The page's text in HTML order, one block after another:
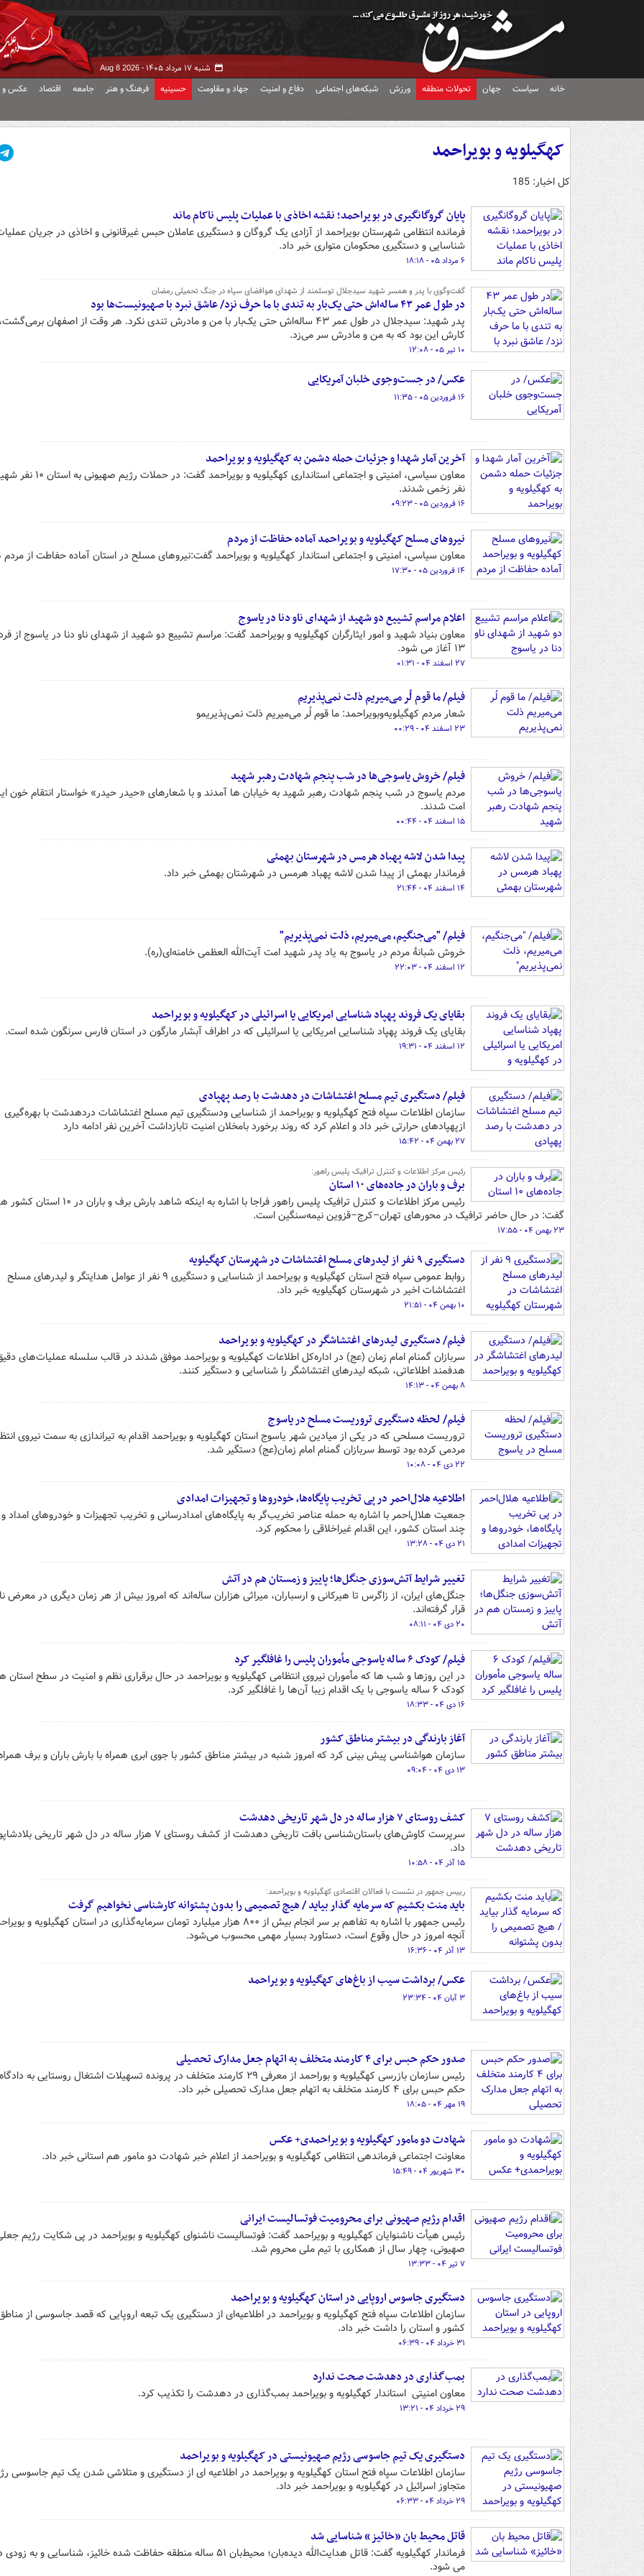
شنبه ۱۷ مرداد ۱۴۰۵ - Aug 8 2026
خانه سیاست جهان تحولات منطقه ورزش شبکه‌های اجتماعی دفاع و امنیت جهاد و مقاومت حسینیه فرهنگ و هنر جامعه اقتصاد عکس و
کهگیلویه و بویراحمد
کل اخبار: 185
پایان گروگانگیری در بویراحمد؛ نقشه اخاذی با عملیات پلیس ناکام ماند
فرمانده انتظامی شهرستان بویراحمد از آزادی یک گروگان و دستگیری عاملان حبس غیرقانونی و اخاذی در جریان
شناسایی و دستگیری محکومان متواری خبر داد.
۶ مرداد ۰۵ - ۱۸:۱۸
گفت‌وگوی با پدر و همسر شهید سیدجلال توسلمند از شهدای هوافضای سپاه در جنگ تحمیلی رمضان
در طول عمر ۴۳ ساله‌اش حتی یک‌بار به تندی با ما حرف نزد/ عاشق نبرد با صهیونیست‌ها بود
پدر شهید: سیدجلال در طول عمر ۴۳ ساله‌اش حتی یک‌بار با من و مادرش تندی نکرد. هر وقت از اصفهان
کارش این بود که به من و مادرش سر می‌زد.
۱۰ تیر ۰۵ - ۱۲:۰۸
عکس/ در جست‌وجوی خلبان آمریکایی
۱۶ فروردین ۰۵ - ۱۱:۳۵
آخرین آمار شهدا و جزئیات حمله دشمن به کهگیلویه و بویراحمد
نفر زخمی شدند.
۱۶ فروردین ۰۵ - ۰۹:۲۳
نیروهای مسلح کهگیلویه و بویراحمد آماده حفاظت از مردم
معاون سیاسی، امنیتی و اجتماعی استاندار کهگیلویه و بویراحمد گفت:نیروهای مسلح در استان آماده حفاطت از
۱۴ فروردین ۰۵ - ۱۷:۳۰
اعلام مراسم تشییع دو شهید از شهدای ناو دنا در یاسوج
معاون بنیاد شهید و امور ایثارگران کهگیلویه و بویراحمد گفت: مراسم تشییع دو شهید از شهدای ناو دنا در یاسوج از
۱۳ آغاز می شود.
۲۷ اسفند ۰۴ - ۰۱:۳۱
فیلم/ ما قوم لُر می‌میریم ذلت نمی‌پذیریم
شعار مردم کهگیلویه‌وبویراحمد: ما قوم لُر می‌میریم ذلت نمی‌پذیریمو
۲۳ اسفند ۰۴ - ۰۰:۲۹
فیلم/ خروش یاسوجی‌ها در شب پنجم شهادت رهبر شهید
مردم یاسوج در شب پنجم شهادت رهبر شهید به خیابان ها آمدند و با شعارهای «حیدر حیدر» خواستار انتقام خون
امت شدند.
۱۵ اسفند ۰۴ - ۰۰:۴۴
پیدا شدن لاشه پهباد هرمس در شهرستان بهمئی
فرماندار بهمئی از پیدا شدن لاشه پهباد هرمس در شهرشتان بهمئی خبر داد.
۱۴ اسفند ۰۴ - ۲۱:۴۴
فیلم/ ‌"می‌جنگیم، می‌میریم، ذلت نمی‌پذیریم"
خروش شبانهٔ مردم در یاسوج به یاد پدر شهید امت آیت‌الله العظمی خامنه‌ای(ره).
۱۲ اسفند ۰۴ - ۲۲:۰۳
بقایای یک فروند پهپاد شناسایی امریکایی یا اسرائیلی در کهگیلویه و بویراحمد
بقایای یک فروند پهپاد شناسایی امریکایی یا اسرائیلی که در اطراف آبشار مارگون در استان فارس سرنگون شده است.
۱۲ اسفند ۰۴ - ۱۹:۳۱
فیلم/ دستگیری تیم مسلح اغتشاشات در دهدشت با رصد پهپادی
سازمان اطلاعات سپاه فتح کهگیلویه و بویراحمد از شناسایی ودستگیری تیم مسلح اغتشاشات دردهدشت با بهره‌گیری
ازپهپادهای حرارتی خبر داد و اعلام کرد که روند برخورد بامخلان امنیت تابازداشت آخرین نفر ادامه دارد
۲۷ بهمن ۰۴ - ۱۵:۴۲
رئیس مرکز اطلاعات و کنترل ترافیک پلیس راهور:
برف و باران در جاده‌های ۱۰ استان
رئیس مرکز اطلاعات و کنترل ترافیک پلیس راهور فراجا با اشاره به اینکه شاهد
گفت: در حال حاضر ترافیک در محورهای تهران–کرج–قزوین نیمه‌سنگین است.
۲۳ بهمن ۰۴ - ۱۷:۵۵
دستگیری ۹ نفر از لیدرهای مسلح اغتشاشات در شهرستان کهگیلویه
روابط عمومی سپاه فتح استان کهگیلویه و بویراحمد از شناسایی و دستگیری ۹ نفر از عوامل هدایتگر و لیدرهای مسلح
اغتشاشات اخیر در شهرستان کهگیلویه خبر داد.
۱۰ بهمن ۰۴ - ۲۱:۵۱
فیلم/ دستگیری لیدرهای اغتشاشگر در کهگیلویه و بویراحمد
سربازان گمنام امام زمان (عج) در اداره‌کل اطلاعات کهگیلویه و بویراحمد موفق شدند در قالب سلسله عملیات‌های
هدفمند اطلاعاتی، شبکه لیدرهای اغتشاشگر را شناسایی و دستگیر کنند.
۸ بهمن ۰۴ - ۱۴:۱۳
فیلم/ لحظه دستگیری تروریست مسلح در یاسوج
تروریست مسلحی که در یکی از میادین شهر یاسوج استان کهگیلویه و بویراحمد اقدام به تیراندازی به سمت نیروی
مردمی کرده بود توسط سربازان گمنام امام زمان(عج) دستگیر شد.
۲۲ دی ۰۴ - ۱۰:۰۸
اطلاعیه هلال‌احمر در پی تخریب پایگاه‌ها، خودروها و تجهیزات امدادی
جمعیت هلال‌احمر با اشاره به حمله عناصر تخریب‌گر به پایگاه‌های امدادرسانی و تخریب تجهیزات و خودروهای امداد
چند استان کشور، این اقدام غیراخلاقی را محکوم کرد.
۲۱ دی ۰۴ - ۱۳:۲۸
تغییر شرایط آتش‌سوزی جنگل‌ها؛ پاییز و زمستان هم در آتش
جنگل‌های ایران، از زاگرس تا هیرکانی و ارسباران، میراثی هزاران ساله‌اند که امروز بیش از هر زمان دیگری در معرض
قرار گرفته‌اند.
۲۰ دی ۰۴ - ۰۸:۱۱
فیلم/ کودک ۶ ساله یاسوجی مأموران پلیس را غافلگیر کرد
در این روزها و شب ها که مأموران نیروی انتظامی کهگیلویه و بویراحمد در حال برقراری نظم و امنیت در سطح استان
کودک ۶ ساله یاسوجی با یک اقدام زیبا آن‌ها را غافلگیر کرد.
۱۶ دی ۰۴ - ۱۸:۳۳
آغاز بارندگی در بیشتر مناطق کشور
سازمان هواشناسی پیش بینی کرد که امروز شنبه در بیشتر مناطق کشور با جوی ابری همراه با بارش باران و برف
۱۳ دی ۰۴ - ۰۹:۰۴
کشف روستای ۷ هزار ساله در دل شهر تاریخی دهدشت
سرپرست کاوش‌های باستان‌شناسی بافت تاریخی دهدشت از کشف روستای ۷ هزار ساله در دل شهر
داد.
۱۵ آذر ۰۴ - ۱۰:۵۸
رییس جمهور در نشست با فعالان اقتصادی کهگیلویه و بویراحمد:
باید منت بکشیم که سرمایه گذار بیاید / هیچ تصمیمی را بدون پشتوانه کارشناسی نخواهیم گرفت
رئیس جمهور با اشاره به تفاهم بر سر انجام بیش از ۸۰۰ هزار میلیارد تومان سرمایه‌گذاری در استان
آنچه امروز در حال وقوع است، دستاورد بسیار مهمی محسوب می‌شود.
۱۳ آذر ۰۴ - ۱۶:۳۶
عکس/ برداشت سیب از باغ‌های کهگیلویه و بویراحمد
۳ آبان ۰۴ - ۲۳:۳۴
صدور حکم حبس برای ۴ کارمند متخلف به اتهام جعل مدارک تحصیلی
رئیس سازمان بازرسی کهگیلویه و بوراحمد از معرفی ۲۹ کارمند متخلف در پرونده تسهیلات اشتغال روستایی
حکم حبس برای ۴ کارمند متخلف به اتهام جعل مدارک تحصیلی خبر داد.
۱۹ مهر ۰۴ - ۱۸:۰۵
شهادت دو مامور کهگیلویه و بویراحمدی+ عکس
معاونت اجتماعی فرماندهی انتظامی کهگیلویه و بویراحمد از اعلام خبر شهادت دو مامور هم استانی خبر داد.
۳۰ شهریور ۰۴ - ۱۵:۴۹
اقدام رژیم صهیونی برای محرومیت فوتسالیست ایرانی
رئیس هیأت ناشنوایان کهگیلویه و بویراحمد گفت: فوتسالیست ناشنوای کهگیلویه و بویراحمد در پی شکایت رژیم
صهیونی، چهار سال از همکاری با تیم ملی محروم شد.
۷ تیر ۰۴ - ۱۳:۳۳
دستگیری جاسوس اروپایی در استان کهگیلویه و بویراحمد
سازمان اطلاعات سپاه فتح کهگیلویه و بویراحمد در اطلاعیه‌ای از دستگیری یک تبعه اروپایی که قصد جاسوسی از
کشور و استان را داشت خبر داد.
۳۱ خرداد ۰۴ - ۰۶:۳۹
بمب‌گذاری در دهدشت صحت ندارد
معاون ‌امنیتی ‌ استاندار کهگیلویه و بویراحمد بمب‌گذاری در دهدشت را تکذیب کرد.
۲۹ خرداد ۰۴ - ۱۳:۲۱
دستگیری یک تیم جاسوسی رژیم صهیونیستی در کهگیلویه و بویراحمد
سازمان اطلاعات سپاه فتح استان کهگیلویه و بویراحمد در اطلاعیه ای از دستگیری و متلاشی شدن یک تیم جاسوسی
متجاوز اسرائیل در کهگیلویه و بویراحمد خبر داد.
۲۹ خرداد ۰۴ - ۰۶:۳۳
قاتل محیط بان «خائیز» شناسایی شد
فرماندار کهگیلویه گفت: قاتل هدایت‌الله دیده‌بان؛ محیط‌بان ۵۱‌ ساله منطقه حفاظت‌ شده خائیز، شناسایی و
می شود.